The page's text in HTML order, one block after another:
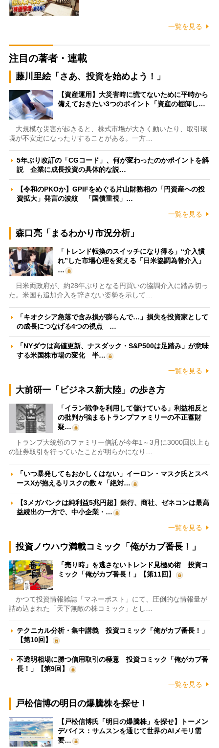
一覧を見る
注目の著者・連載
藤川里絵「さあ、投資を始めよう！」
【資産運用】大災害時に慌てないために平時から
備えておきたい3つのポイント「資産の棚卸し…
大規模な災害が起きると、株式市場が大きく動いたり、取引環
境が不安定になったりすることがある。一方…
5年ぶり改訂の「CGコード」、何が変わったのかポイントを解
説 企業に成長投資の具体的な説…
【令和のPKOか】GPIFをめぐる片山財務相の「円資産への投
資拡大」発言の波紋 「国債重視」…
一覧を見る
森口亮「まるわかり市況分析」
「トレンド転換のスイッチになり得る」“介入慣
れ”した市場心理を変える「日米協調為替介入」
…
日米両政府が、約28年ぶりとなる円買いの協調介入に踏み切っ
た。米国も追加介入を辞さない姿勢を示して…
「キオクシア急落で含み損が膨らんで…」損失を投資家として
の成長につなげる4つの視点 …
「NYダウは高値更新、ナスダック・S&P500は足踏み」が意味
する米国株市場の変化 半…
一覧を見る
大前研一「ビジネス新大陸」の歩き方
「イラン戦争を利用して儲けている」利益相反と
の批判が強まるトランプファミリーの不正蓄財
疑…
トランプ大統領のファミリー信託が今年1～3月に3000回以上も
の証券取引を行っていたことが明らかになり…
「いつ暴発してもおかしくはない」イーロン・マスク氏とスペ
ースXが抱えるリスクの数々「絶対…
【3メガバンクは純利益5兆円超】銀行、商社、ゼネコンは最高
益続出の一方で、中小企業・…
一覧を見る
投資ノウハウ満載コミック「俺がカブ番長！」
「売り時」を逃さないトレンド見極め術 投資コ
ミック「俺がカブ番長！」【第11回】
かつて投資情報雑誌「マネーポスト」にて、圧倒的な情報量が
詰め込まれた「天下無敵の株コミック」とし…
テクニカル分析・集中講義 投資コミック「俺がカブ番長！」
【第10回】
不透明相場に勝つ信用取引の極意 投資コミック「俺がカブ番
長！」【第9回】
一覧を見る
戸松信博の明日の爆騰株を探せ！
【戸松信博氏「明日の爆騰株」を探せ】トーメン
デバイス：サムスンを通じて世界のAIメモリ需
要…